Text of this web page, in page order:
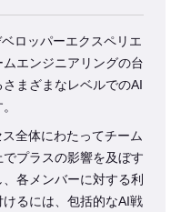
ロッパーエクスペリエ
エンジニアリングの台
まざまなレベルでのAI
全体にわたってチーム
プラスの影響を及ぼす
各メンバーに対する利
るには、包括的なAI戦